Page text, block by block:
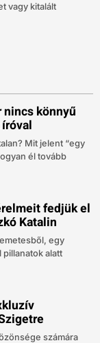
vagy kitalált
nincs könnyű
Mit jelent “egy
él tovább
fedjük el
Katalin
egy
alatt
számára